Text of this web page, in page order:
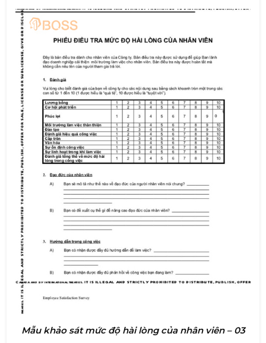
Mẫu khảo sát mức độ hài lòng của nhân viên – 03